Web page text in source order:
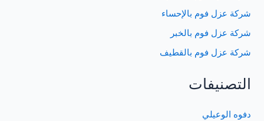
شركة عزل فوم بالإحساء
شركة عزل فوم بالخبر
شركة عزل فوم بالقطيف
التصنيفات
دفوه الوعيلي